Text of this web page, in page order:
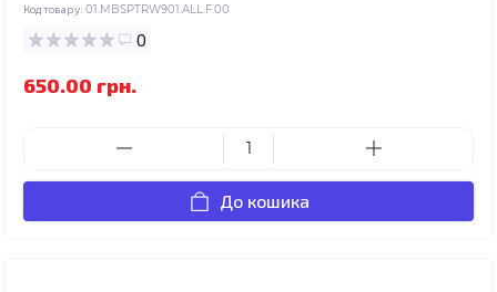
Код товару: 01.MBSPTRW901.ALL.F.00
0
650.00 грн.
До кошика